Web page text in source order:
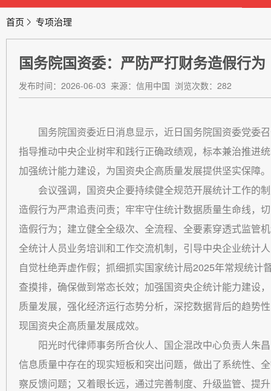
首页 专项治理
国务院国资委：严防严打财务造假行为
发布时间：2026-06-03 来源：信用中国 浏览次数：282
国务院国资委近日消息显示，近日国务院国资委党委
指导推动中央企业树牢和践行正确政绩观，标本兼治推进
加强统计能力建设，为国资央企高质量发展提供坚实保障。
会议强调，国资央企要持续健全规范开展统计工作的
造假行为严肃追责问责；牢牢守住统计数据质量生命线，
造假行为；建立健全全级次、全流程、全要素穿透式监管
全统计人员业务培训和工作交流机制，引导中央企业统计
自觉杜绝弄虚作假；抓细抓实国家统计局2025年常规统
查摸排，确保做到常态长效；加强国资央企统计能力建设
质量发展，强化经济运行态势分析，深挖数据背后的趋势
现国资央企高质量发展成效。
阳光时代律师事务所合伙人、国企混改中心负责人朱
信息质量中存在的现实短板和突出问题，做出了系统性、
察反馈问题；又着眼长远，通过完善制度、升级监管、提